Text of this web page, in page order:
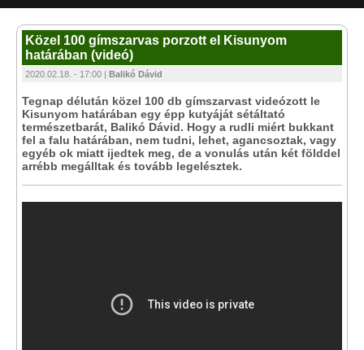
Közel 100 gímszarvas porzott el Kisunyom
határában (videó)
2020.02.18. - 17:00 | Balikó Dávid
Tegnap délután közel 100 db gímszarvast videózott le
Kisunyom határában egy épp kutyáját sétáltató
természetbarát, Balikó Dávid. Hogy a rudli miért bukkant
fel a falu határában, nem tudni, lehet, agancsoztak, vagy
egyéb ok miatt ijedtek meg, de a vonulás után két földdel
arrébb megálltak és tovább legelésztek.